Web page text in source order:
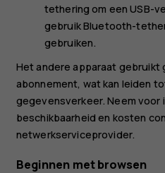
tethering om een USB-
gebruikBluetooth-
gebruiken.
Het andere apparaat gebruikt
abonnement, wat kan leiden
gegevensverkeer. Neem voor
beschikbaarheid en kosten
netwerkserviceprovider.
Beginnen met browsen